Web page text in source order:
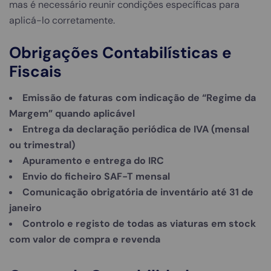
mas é necessário reunir condições específicas para
aplicá-lo corretamente.
Obrigações Contabilísticas e
Fiscais
Emissão de faturas com indicação de “Regime da
Margem” quando aplicável
Entrega da declaração periódica de IVA (mensal
ou trimestral)
Apuramento e entrega do IRC
Envio do ficheiro SAF-T mensal
Comunicação obrigatória de inventário até 31 de
janeiro
Controlo e registo de todas as viaturas em stock
com valor de compra e revenda